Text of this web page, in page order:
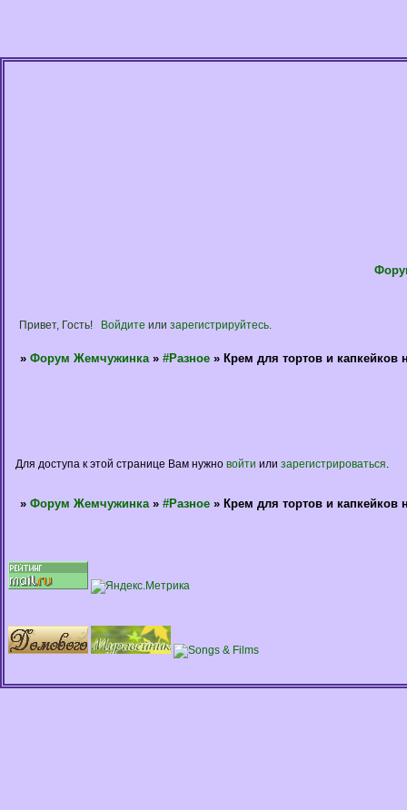
Привет, Гость! Войдите или зарегистрируйтесь.
» Форум Жемчужинка » #Разное » Крем для тортов и капкейков
Для доступа к этой странице Вам нужно войти или зарегистрироваться
» Форум Жемчужинка » #Разное » Крем для тортов и капкейков